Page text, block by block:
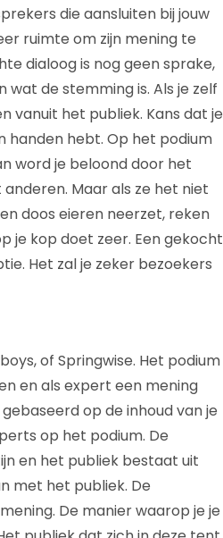
die aansluiten bij jouw
ruimte om zijn mening te
dialoog is nog geen sprake,
wat de stemming is. Als je zelf
vanuit het publiek. Kans dat je
handen hebt. Op het podium
word je beloond door het
Maar als ze het niet
doos eieren neerzet, reken
je kop doet zeer. Een gekocht
Het zal je zeker bezoekers
of Springwise. Het podium
en als expert een mening
op de inhoud van je
op het podium. De
en het publiek bestaat uit
met het publiek. De
De manier waarop je je